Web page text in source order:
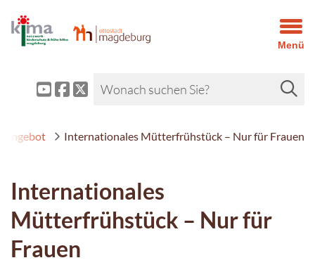
Menü
Angebot Internationales Mütterfrühstück – Nur für Frauen
Internationales
Mütterfrühstück – Nur für
Frauen